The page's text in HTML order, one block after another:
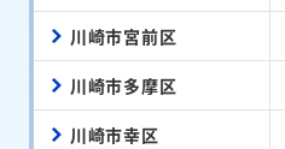
川崎市宮前区
川崎市多摩区
川崎市幸区